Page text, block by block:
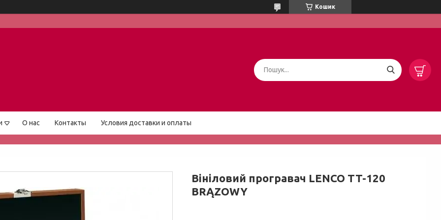
Кошик
О нас Контакты Условия доставки и оплаты
Вініловий програвач LENCO TT-120
BRĄZOWY